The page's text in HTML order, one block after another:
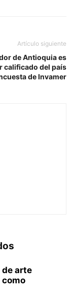
Artículo siguiente
de Antioquia es
calificado del país
de Invamer
de arte
como